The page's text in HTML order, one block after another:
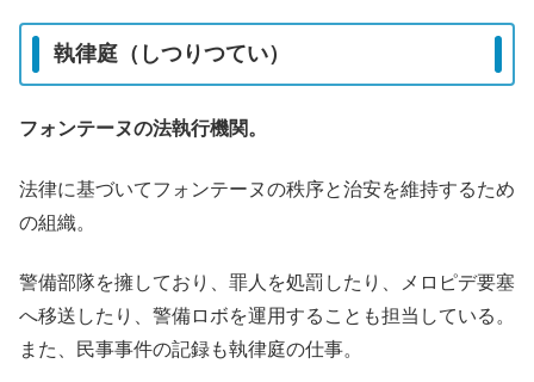
執律庭（しつりつてい）
フォンテーヌの法執行機関。
法律に基づいてフォンテーヌの秩序と治安を維持するため
の組織。
警備部隊を擁しており、罪人を処罰したり、メロピデ要塞
へ移送したり、警備ロボを運用することも担当している。
また、民事事件の記録も執律庭の仕事。